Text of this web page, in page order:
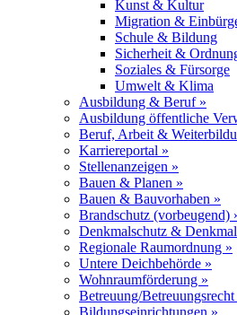
Kunst & Kultur
Migration &
Schule & Bildung
Sicherheit &
Soziales & Fürsorge
Umwelt & Klima
Ausbildung & Beruf »
Ausbildung öffentliche
Beruf, Arbeit &
Karriereportal »
Stellenanzeigen »
Bauen & Planen »
Bauen & Bauvorhaben »
Brandschutz (vorbeugend)
Denkmalschutz &
Regionale Raumordnung »
Untere Deichbehörde »
Wohnraumförderung »
Betreuung/Betreuungsrecht
Bildungseinrichtungen »